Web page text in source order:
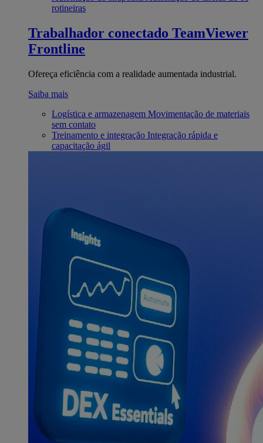
rotineiras
Trabalhador conectado TeamViewer
Frontline
Ofereça eficiência com a realidade aumentada industrial.
Saiba mais
Logística e armazenagem Movimentação de materiais
sem contato
Treinamento e integração Integração rápida e
capacitação ágil